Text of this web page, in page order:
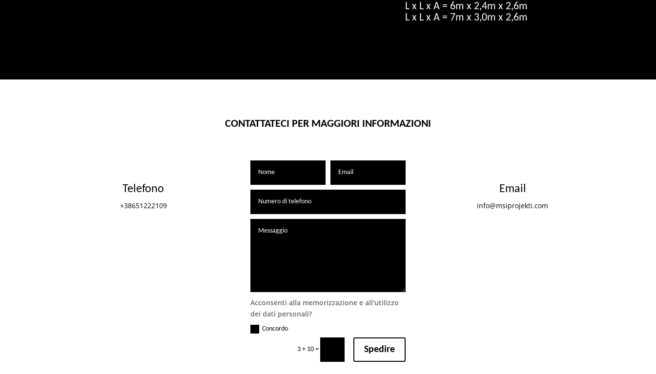
L x L x A = 6m x 2,4m x 2,6m
L x L x A = 7m x 3,0m x 2,6m
CONTATTATECI PER MAGGIORI INFORMAZIONI
Telefono
+38651222109
Acconsenti alla memorizzazione e all'utilizzo
dei dati personali?
Concordo
3 + 10 = Spedire
Email
info@msiprojekti.com